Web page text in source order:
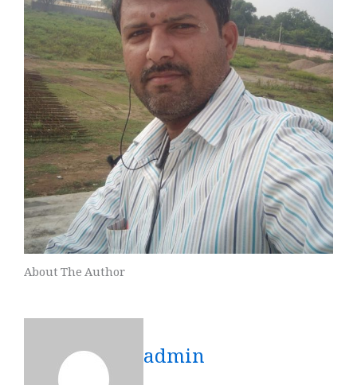
About The Author
admin